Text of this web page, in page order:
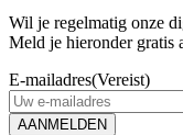
Wil je regelmatig onze
Meld je hieronder gratis
E-mailadres(Vereist)
AANMELDEN